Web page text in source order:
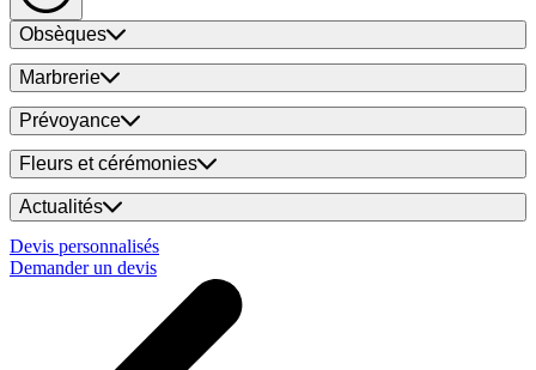
Obsèques
Marbrerie
Prévoyance
Fleurs et cérémonies
Actualités
Devis personnalisés
Demander un devis